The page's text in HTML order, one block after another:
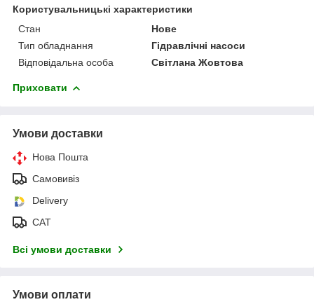
Користувальницькі характеристики
Стан
Нове
Тип обладнання
Гідравлічні насоси
Відповідальна особа
Світлана Жовтова
Приховати
Умови доставки
Нова Пошта
Самовивіз
Delivery
САТ
Всі умови доставки
Умови оплати